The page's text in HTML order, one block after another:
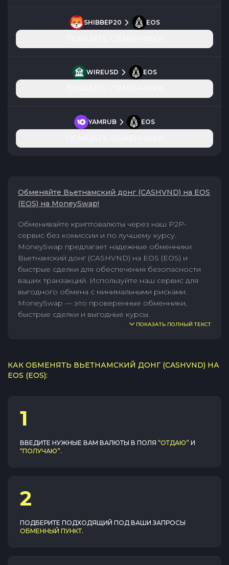
SHIBBEP20 EOS
WIREUSD EOS
YAMRUB EOS
Обменяйте Вьетнамский донг (CASHVND) на EOS
(EOS) на MoneySwap!
Обменивайте криптовалюты через наш P2P-
сервис без комиссии и по лучшему курсу.
MoneySwap предлагает надежные обменники
Вьетнамский донг (CASHVND) на EOS (EOS) и
быстрые сделки для обеспечения безопасности
ваших транзакций. Используйте наш сервис для
выгодного обмена с минимальными рисками.
MoneySwap — это проверенные обменники,
быстрые сделки и выгодные курсы.
ПОКАЗАТЬ ПОЛНЫЙ ТЕКСТ
КАК ОБМЕНЯТЬ ВЬЕТНАМСКИЙ ДОНГ (CASHVND) НА
EOS (EOS):
1
ВВЕДИТЕ НУЖНЫЕ ВАМ ВАЛЮТЫ В ПОЛЯ “ОТДАЮ” И
“ПОЛУЧАЮ”.
2
ПОДБЕРИТЕ ПОДХОДЯЩИЙ ПОД ВАШИ ЗАПРОСЫ
ОБМЕННЫЙ ПУНКТ.